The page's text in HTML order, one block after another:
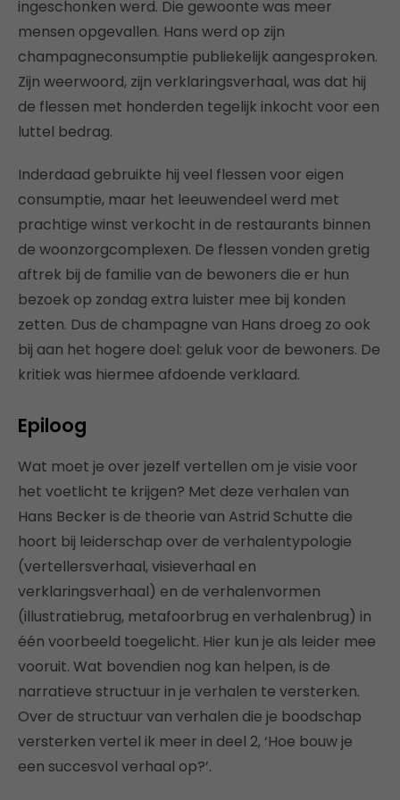
ingeschonken werd. Die gewoonte was meer
mensen opgevallen. Hans werd op zijn
champagneconsumptie publiekelijk aangesproken.
Zijn weerwoord, zijn verklaringsverhaal, was dat hij
de flessen met honderden tegelijk inkocht voor een
luttel bedrag.
Inderdaad gebruikte hij veel flessen voor eigen
consumptie, maar het leeuwendeel werd met
prachtige winst verkocht in de restaurants binnen
de woonzorgcomplexen. De flessen vonden gretig
aftrek bij de familie van de bewoners die er hun
bezoek op zondag extra luister mee bij konden
zetten. Dus de champagne van Hans droeg zo ook
bij aan het hogere doel: geluk voor de bewoners. De
kritiek was hiermee afdoende verklaard.
Epiloog
Wat moet je over jezelf vertellen om je visie voor
het voetlicht te krijgen? Met deze verhalen van
Hans Becker is de theorie van Astrid Schutte die
hoort bij leiderschap over de verhalentypologie
(vertellersverhaal, visieverhaal en
verklaringsverhaal) en de verhalenvormen
(illustratiebrug, metafoorbrug en verhalenbrug) in
één voorbeeld toegelicht. Hier kun je als leider mee
vooruit. Wat bovendien nog kan helpen, is de
narratieve structuur in je verhalen te versterken.
Over de structuur van verhalen die je boodschap
versterken vertel ik meer in deel 2, ‘Hoe bouw je
een succesvol verhaal op?’.